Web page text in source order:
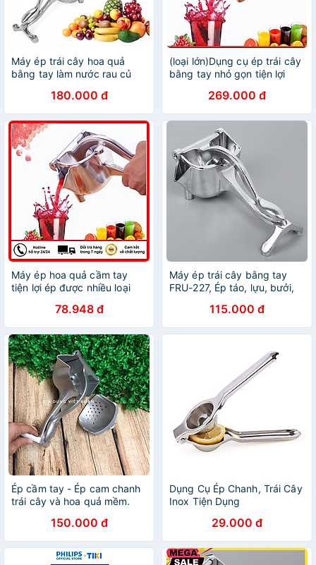
Máy ép trái cây hoa quả
bằng tay làm nước rau củ
mini nhỏ gọn tiện dụng
180.000 đ
(loại lớn)Dụng cụ ép trái cây
bằng tay nhỏ gọn tiện lợi
269.000 đ
Máy ép hoa quả cầm tay
tiện lợi ép được nhiều loại
dàng dễ sử dụng, chống
han gỉ - Ép hoa quả
78.948 đ
Máy ép trái cây bằng tay
FRU-227, Ép táo, lựu, bưởi,
chuyên dụng115.000 đ
Ép cầm tay - Ép cam chanh
trái cây và hoa quả mềm.
phù hợp cho gia đình quán
nước Bar nhà hàng
150.000 đ
Dụng Cụ Ép Chanh, Trái Cây
Inox Tiện Dụng
29.000 đ